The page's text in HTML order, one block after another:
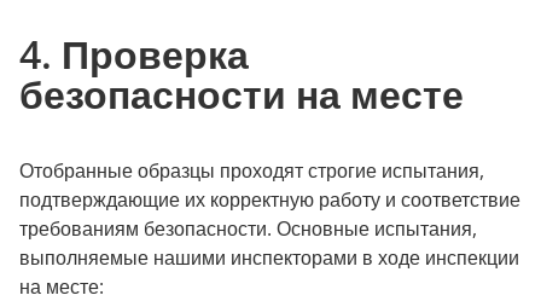
4. Проверка
безопасности на месте
Отобранные образцы проходят строгие испытания,
подтверждающие их корректную работу и соответствие
требованиям безопасности. Основные испытания,
выполняемые нашими инспекторами в ходе инспекции
на месте: